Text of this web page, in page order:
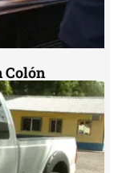
Colón